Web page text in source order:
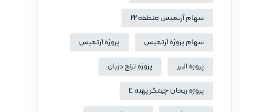
سهام آرتمیس منطقه 22
سهام پروژه آرتمیس پروژه آرتمیس
پروژه البرز پروژه ترنج دژبان
پروژه ریحان چیتگر پهنه E